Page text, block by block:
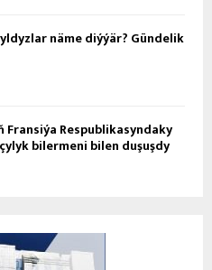
näme diýýär? Gündelik
Respublikasyndaky
bilermeni bilen duşuşdy